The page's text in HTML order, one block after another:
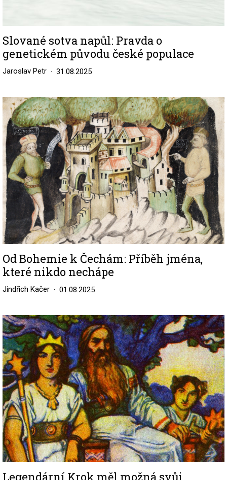
Slované sotva napůl: Pravda o
genetickém původu české populace
Jaroslav Petr 31.08.2025
Image
Od Bohemie k Čechám: Příběh jména,
které nikdo nechápe
Jindřich Kačer 01.08.2025
Image
Legendární Krok měl možná svůj